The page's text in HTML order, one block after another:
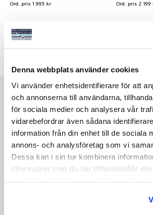
Denna webbplats använder cookies
Vi använder enhetsidentifierare för att
och annonserna till användarna,
för sociala medier och analysera vår
vidarebefordrar även sådana
information från din enhet till de sociala
annons- och analysföretag som vi
Dessa kan i sin tur kombinera
information som du har tillhandahållit
Ord. pris 1 995 kr Ord. pris 2 199
Fantastiska priser på
-40% -41%
NYHET